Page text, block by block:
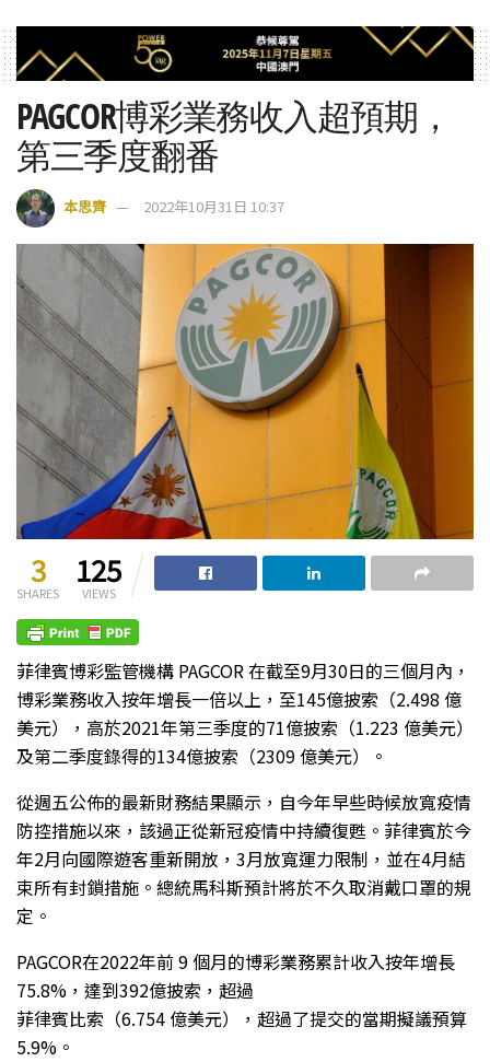
PAGCOR博彩業務收入超預期，
第三季度翻番
本思齊 2022年10月31日 10:37
3
SHARES
125
VIEWS
菲律賓博彩監管機構 PAGCOR 在截至9月30日的三個月內，
博彩業務收入按年增長一倍以上，至145億披索（2.498 億
美元），高於2021年第三季度的71億披索（1.223 億美元）
及第二季度錄得的134億披索（2309 億美元）。
從週五公佈的最新財務結果顯示，自今年早些時候放寬疫情
防控措施以來，該過正從新冠疫情中持續復甦。菲律賓於今
年2月向國際遊客重新開放，3月放寬運力限制，並在4月結
束所有封鎖措施。總統馬科斯預計將於不久取消戴口罩的規
定。
PAGCOR在2022年前 9 個月的博彩業務累計收入按年增長
75.8%，達到392億披索，超過
菲律賓比索（6.754 億美元），超過了提交的當期擬議預算
5.9%。